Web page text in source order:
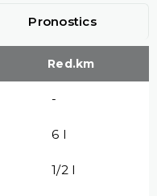
Pronostics
Red.km
-
6 l
1/2 l